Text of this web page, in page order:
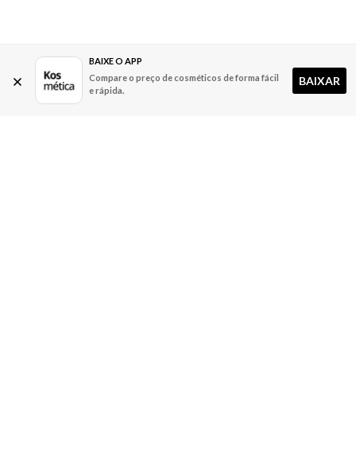
BAIXE O APP
Compare o preço de cosméticos de forma fácil
e rápida.
BAIXAR